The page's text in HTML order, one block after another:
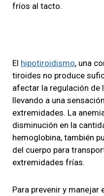
fríos al tacto.
El hipotiroidismo, una
tiroides no produce
afectar la regulación de
llevando a una
extremidades. La
disminución en la
hemoglobina, también
del cuerpo para
extremidades frías.
Para prevenir y manejar